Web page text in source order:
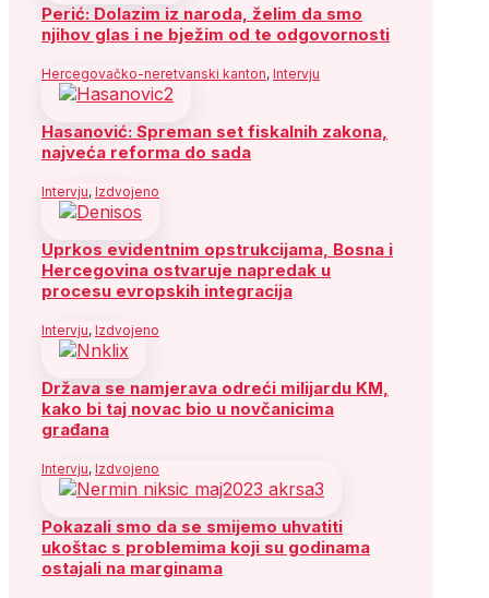
Perić: Dolazim iz naroda, želim da smo
njihov glas i ne bježim od te odgovornosti
Hercegovačko-neretvanski kanton, Intervju
Hasanović: Spreman set fiskalnih zakona,
najveća reforma do sada
Intervju, Izdvojeno
Uprkos evidentnim opstrukcijama, Bosna i
Hercegovina ostvaruje napredak u
procesu evropskih integracija
Intervju, Izdvojeno
Država se namjerava odreći milijardu KM,
kako bi taj novac bio u novčanicima
građana
Intervju, Izdvojeno
Pokazali smo da se smijemo uhvatiti
ukoštac s problemima koji su godinama
ostajali na marginama